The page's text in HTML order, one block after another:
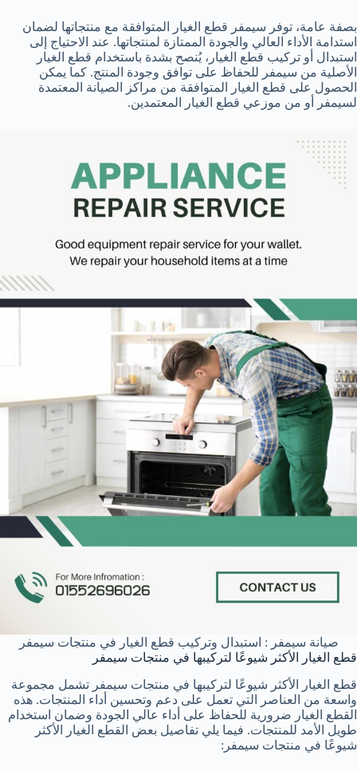
بصفة عامة، توفر سيمفر قطع الغيار المتوافقة مع منتجاتها لضمان
استدامة الأداء العالي والجودة الممتازة لمنتجاتها. عند الاحتياج إلى
استبدال أو تركيب قطع الغيار، يُنصح بشدة باستخدام قطع الغيار
الأصلية من سيمفر للحفاظ على توافق وجودة المنتج. كما يمكن
الحصول على قطع الغيار المتوافقة من مراكز الصيانة المعتمدة
لسيمفر أو من موزعي قطع الغيار المعتمدين.
صيانة سيمفر : استبدال وتركيب قطع الغيار في منتجات سيمفر
قطع الغيار الأكثر شيوعًا لتركيبها في منتجات سيمفر
قطع الغيار الأكثر شيوعًا لتركيبها في منتجات سيمفر تشمل مجموعة
واسعة من العناصر التي تعمل على دعم وتحسين أداء المنتجات. هذه
القطع الغيار ضرورية للحفاظ على أداء عالي الجودة وضمان استخدام
طويل الأمد للمنتجات. فيما يلي تفاصيل بعض القطع الغيار الأكثر
شيوعًا في منتجات سيمفر: